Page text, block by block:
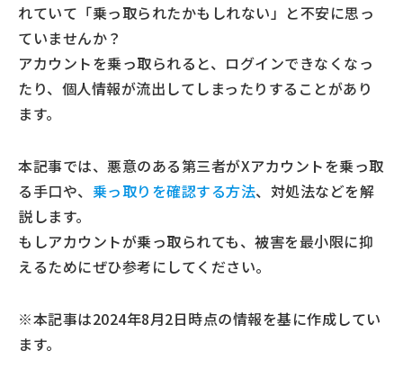
れていて「乗っ取られたかもしれない」と不安に思っ
ていませんか？
アカウントを乗っ取られると、ログインできなくなっ
たり、個人情報が流出してしまったりすることがあり
ます。
本記事では、悪意のある第三者がXアカウントを乗っ取
る手口や、 乗っ取りを確認する方法、対処法などを解
説します。
もしアカウントが乗っ取られても、被害を最小限に抑
えるためにぜひ参考にしてください。
※本記事は2024年8月2日時点の情報を基に作成してい
ます。